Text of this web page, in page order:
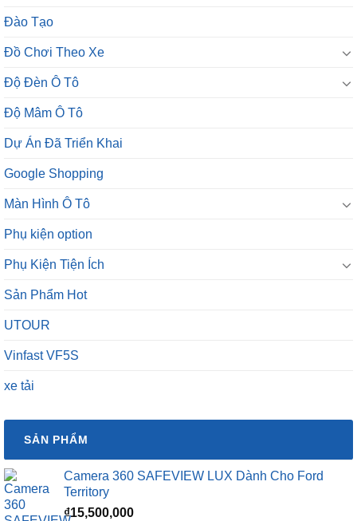
Đào Tạo
Đồ Chơi Theo Xe
Độ Đèn Ô Tô
Độ Mâm Ô Tô
Dự Án Đã Triển Khai
Google Shopping
Màn Hình Ô Tô
Phụ kiện option
Phụ Kiện Tiện Ích
Sản Phẩm Hot
UTOUR
Vinfast VF5S
xe tải
SẢN PHẨM
Camera 360 SAFEVIEW LUX Dành Cho Ford
Territory
₫15,500,000